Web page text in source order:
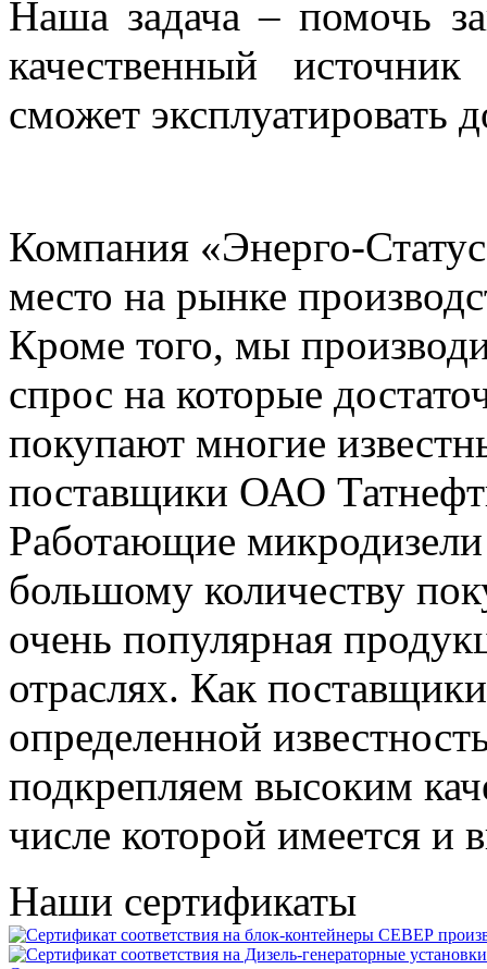
Наша задача – помочь
качественный
сможет эксплуатировать
Компания «Энерго-
место на рынке
Кроме того, мы
спрос на которые
покупают многие
поставщики ОАО
Работающие
большому количеству
очень популярная
отраслях. Как
определенной
подкрепляем высоким
числе которой имеется и
Наши сертификаты